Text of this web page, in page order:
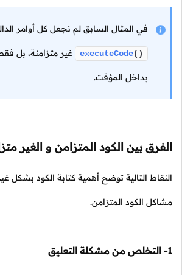
في المثال السابق لم نجعل كل أوامر
executeCode() غير متزامنة، بل
بداخل المؤقت.
الفرق بين الكود المتزامن و الغير
النقاط التالية توضح أهمية كتابة الكود بشكل
مشاكل الكود المتزامن.
1- التخلص من مشكلة التعليق